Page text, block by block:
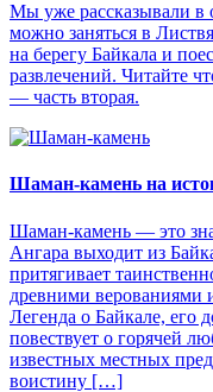
Мы уже рассказывали в
можно заняться в
на берегу Байкала и
развлечений. Читайте
— часть вторая.
Шаман-камень на
Шаман-камень — это
Ангара выходит из
притягивает
древними верованиями
Легенда о Байкале, его
повествует о горячей
известных местных
воистину […]